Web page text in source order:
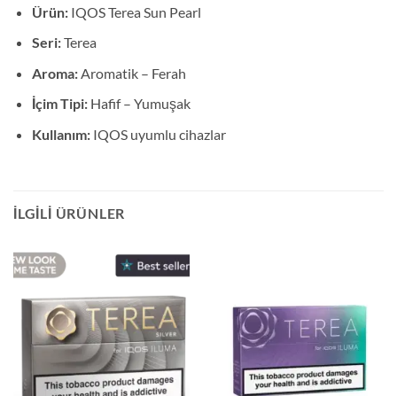
Ürün:IQOS Terea Sun Pearl
Seri:Terea
Aroma:Aromatik – Ferah
İçim Tipi:Hafif – Yumuşak
Kullanım:IQOS uyumlu cihazlar
İLGILI ÜRÜNLER